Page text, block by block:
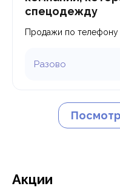
спецодежду
Продажи по телефону
Акции